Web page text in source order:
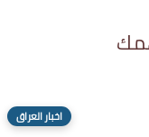
اخبار العراق